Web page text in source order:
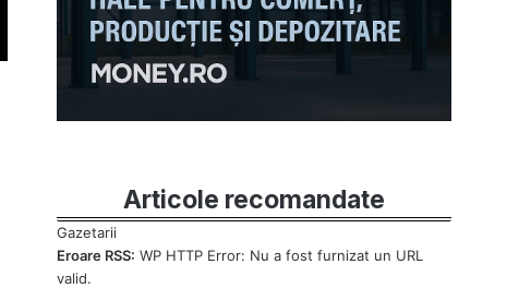
Articole recomandate
Eroare RSS: WP HTTP Error: Nu a fost furnizat un URL
valid.